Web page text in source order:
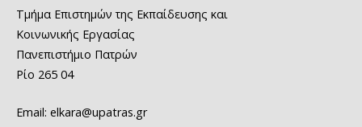
Τμήμα Επιστημών της Εκπαίδευσης και
Κοινωνικής Εργασίας
Πανεπιστήμιο Πατρών
Ρίο 265 04
Email: elkara@upatras.gr